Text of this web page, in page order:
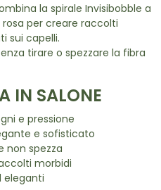
la spirale Invisibobble a
per creare raccolti
sui capelli.
tirare o spezzare la fibra
IN SALONE
e pressione
e sofisticato
non spezza
morbidi
eleganti